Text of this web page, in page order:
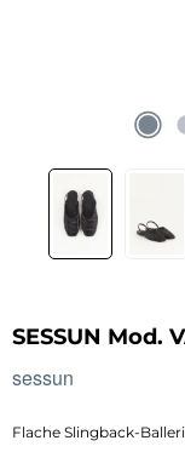
SESSUN Mod.
sessun
Flache Slingback-